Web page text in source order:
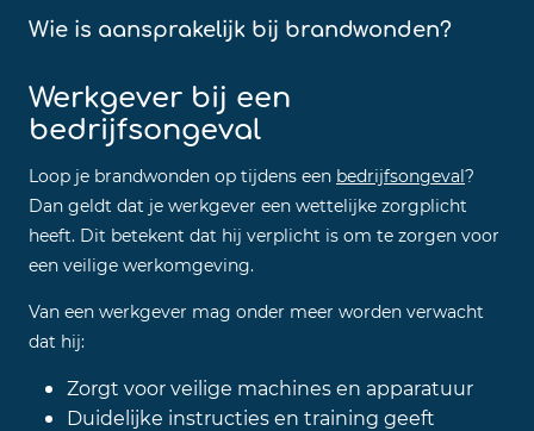
Wie is aansprakelijk bij brandwonden?
Werkgever bij een
bedrijfsongeval
Loop je brandwonden op tijdens een bedrijfsongeval?
Dan geldt dat je werkgever een wettelijke zorgplicht
heeft. Dit betekent dat hij verplicht is om te zorgen voor
een veilige werkomgeving.
Van een werkgever mag onder meer worden verwacht
dat hij:
Zorgt voor veilige machines en apparatuur
Duidelijke instructies en training geeft